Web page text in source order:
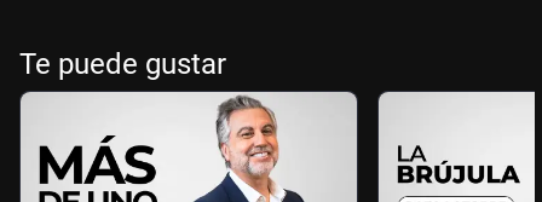
Te puede gustar